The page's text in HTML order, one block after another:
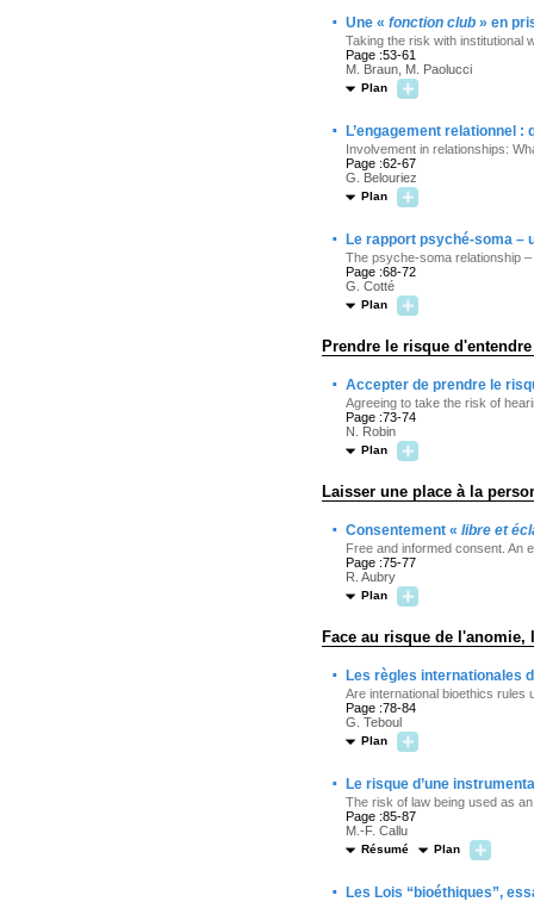
· Une « fonction club » en
Taking the risk with institutional
Page :53-61
M. Braun, M. Paolucci
Plan
· L’engagement relationnel
Involvement in relationships:
Page :62-67
G. Belouriez
Plan
· Le rapport psyché-soma –
The psyche-soma relationship
Page :68-72
G. Cotté
Plan
Prendre le risque
· Accepter de prendre le
Agreeing to take the risk of
Page :73-74
N. Robin
Plan
Laisser une place à la
· Consentement « libre et
Free and informed consent. An
Page :75-77
R. Aubry
Plan
Face au risque de
· Les règles internationales
Are international bioethics rules
Page :78-84
G. Teboul
Plan
· Le risque d’une
The risk of law being used as
Page :85-87
M.-F. Callu
Résumé Plan
· Les Lois “bioéthiques”,